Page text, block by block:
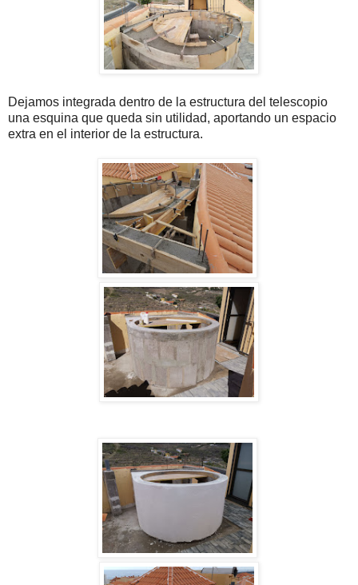
Dejamos integrada dentro de la estructura del telescopio
una esquina que queda sin utilidad, aportando un espacio
extra en el interior de la estructura.